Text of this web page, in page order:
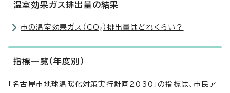
温室効果ガス排出量の結果
市の温室効果ガス（CO₂）排出量はどれくらい？
指標一覧（年度別）
「名古屋市地球温暖化対策実行計画2030」の指標は、市民ア